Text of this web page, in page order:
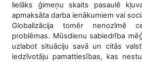
lielāks ģimeņu skaits pasaulē
apmaksāta darba ienākumiem vai
Globalizācija tomēr nenozīmē
problēmas. Mūsdienu sabiedrība
uzlabot situāciju savā un citās
iedzīvotāju pamattiesības, kas